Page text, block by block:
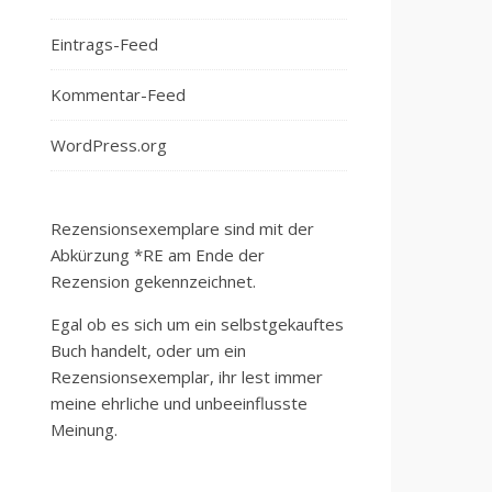
Eintrags-Feed
Kommentar-Feed
WordPress.org
Rezensionsexemplare sind mit der
Abkürzung *RE am Ende der
Rezension gekennzeichnet.
Egal ob es sich um ein selbstgekauftes
Buch handelt, oder um ein
Rezensionsexemplar, ihr lest immer
meine ehrliche und unbeeinflusste
Meinung.